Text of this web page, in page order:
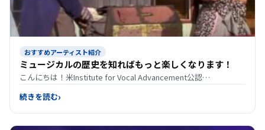
おすすめアーティスト紹介
ミュージカルの歴史を知ればもっと楽しくなります！
こんにちは！米Institute for Vocal Advancement公認…
続きを読む